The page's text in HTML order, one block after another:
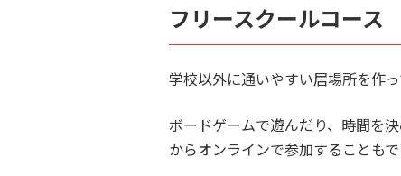
フリースクールコース
学校以外に通いやすい居場所を作っ
ボードゲームで遊んだり、時間を
からオンラインで参加することもで